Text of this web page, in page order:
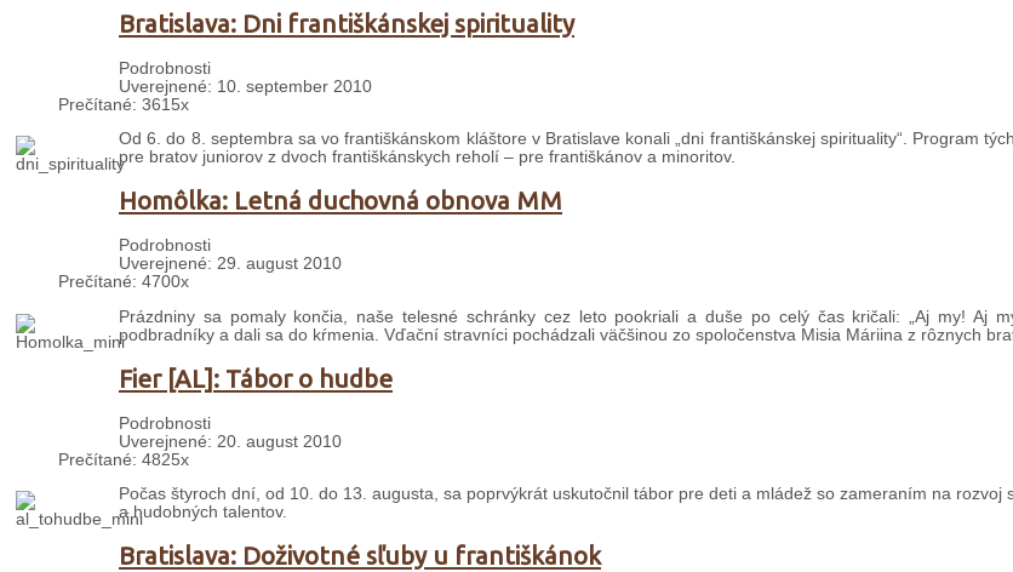
Bratislava: Dni františkánskej spirituality
Podrobnosti
Uverejnené: 10. september 2010
Prečítané: 3615x
Od 6. do 8. septembra sa vo františkánskom kláštore v Bratislave konali „dni františkánskej spirituality“. Program
pre bratov juniorov z dvoch františkánskych reholí – pre františkánov a minoritov.
Homôlka: Letná duchovná obnova MM
Podrobnosti
Uverejnené: 29. august 2010
Prečítané: 4700x
Prázdniny sa pomaly končia, naše telesné schránky cez leto pookriali a duše po celý čas kričali: „Aj my! Aj
podbradníky a dali sa do kŕmenia. Vďační stravníci pochádzali väčšinou zo spoločenstva Misia Máriina z rôznych
Fier [AL]: Tábor o hudbe
Podrobnosti
Uverejnené: 20. august 2010
Prečítané: 4825x
Počas štyroch dní, od 10. do 13. augusta, sa poprvýkrát uskutočnil tábor pre deti a mládež so zameraním na rozvoj
a hudobných talentov.
Bratislava: Doživotné sľuby u františkánok